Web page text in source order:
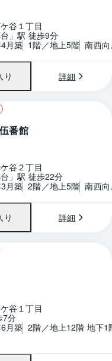
谷１丁目
」駅 徒歩9分
月築 1階／地上5階 南西
り 詳細
間取り
番館
谷２丁目
」駅 徒歩22分
月築 2階／地上5階 南西
り 詳細
間取り
谷１丁目
7分
月築 2階／地上12階 地下1